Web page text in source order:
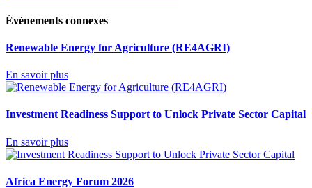
Événements connexes
Renewable Energy for Agriculture (RE4AGRI)
En savoir plus
Investment Readiness Support to Unlock Private Sector Capital
En savoir plus
Africa Energy Forum 2026